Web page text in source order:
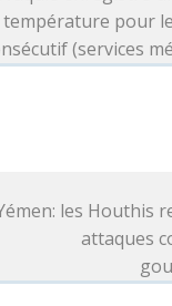
température pour
(services
les Houthis
attaques